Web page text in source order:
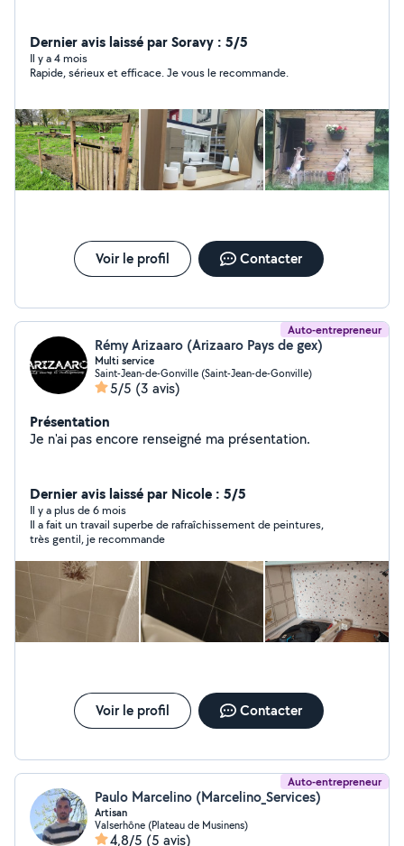
Dernier avis laissé par Soravy : 5/5
Il y a 4 mois
Rapide, sérieux et efficace. Je vous le recommande.
Voir le profil Contacter
Auto-entrepreneur
Rémy Arizaaro (Arizaaro Pays de gex)
Multi service
Saint-Jean-de-Gonville (Saint-Jean-de-Gonville)
5/5 (3 avis)
Présentation
Je n'ai pas encore renseigné ma présentation.
Dernier avis laissé par Nicole : 5/5
Il y a plus de 6 mois
Il a fait un travail superbe de rafraîchissement de peintures,
très gentil, je recommande
Voir le profil Contacter
Auto-entrepreneur
Paulo Marcelino (Marcelino_Services)
Artisan
Valserhône (Plateau de Musinens)
4,8/5 (5 avis)